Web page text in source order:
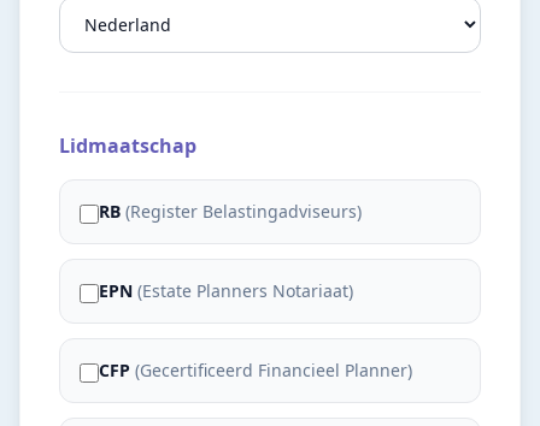
Lidmaatschap
RB (Register Belastingadviseurs)
EPN (Estate Planners Notariaat)
CFP (Gecertificeerd Financieel Planner)